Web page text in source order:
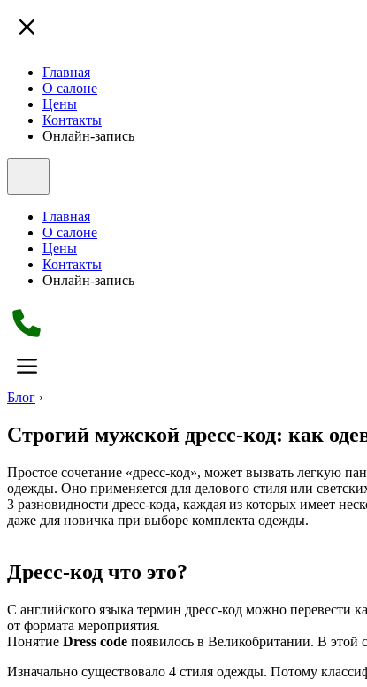
Главная
О салоне
Цены
Контакты
Онлайн-запись
Главная
О салоне
Цены
Контакты
Онлайн-запись
Блог ›
Строгий мужской дресс-код: как
Простое сочетание «дресс-код», может вызвать легкую
одежды. Оно применяется для делового стиля или
3 разновидности дресс-кода, каждая из которых имеет
даже для новичка при выборе комплекта одежды.
Дресс-код что это?
С английского языка термин дресс-код можно перевести
от формата мероприятия.
Понятие Dress code появилось в Великобритании. В этой
Изначально существовало 4 стиля одежды. Потому